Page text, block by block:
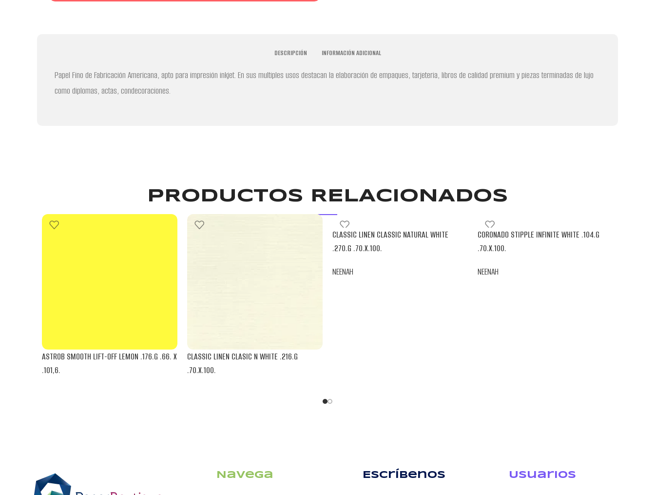
DESCRIPCIÓN INFORMACIÓN ADICIONAL
Papel Fino de Fabricación Americana, apto para impresión inkjet. En sus multiples usos destacan la elaboración de empaques, tarjeteria, libros de calidad premium y piezas terminadas de lujo
como diplomas, actas, condecoraciones.
PRODUCTOS RELACIONADOS
ASTROB SMOOTH LIFT-OFF LEMON .176.G .66. X
.101,6.
CLASSIC LINEN CLASIC N WHITE .216.G
.70.X.100.
CLASSIC LINEN CLASSIC NATURAL WHITE
.270.G .70.X.100.
NEENAH
CORONADO STIPPLE INFINITE WHITE .104.G
.70.X.100.
NEENAH
Navega Escríbenos USuarios